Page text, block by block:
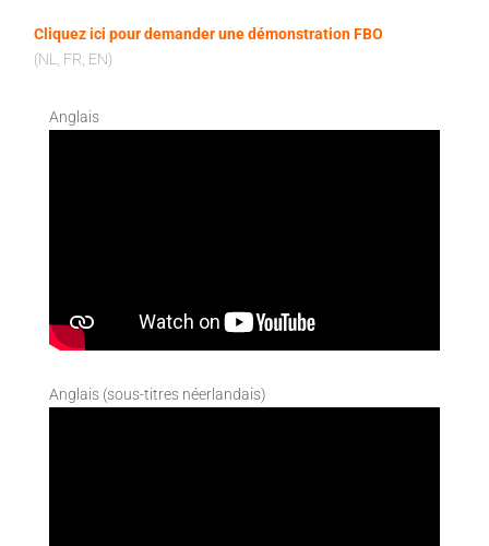
Cliquez ici pour demander une démonstration FBO
(NL, FR, EN)
Anglais
Anglais (sous-titres néerlandais)